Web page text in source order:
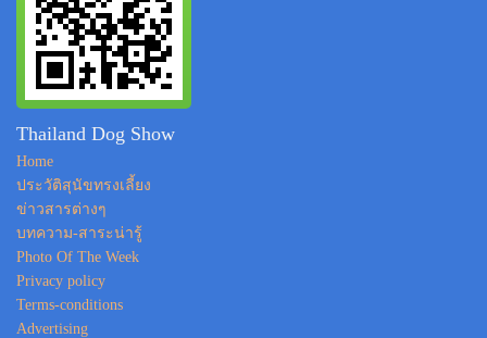
Thailand Dog Show
Home
ประวัติสุนัขทรงเลี้ยง
ข่าวสารต่างๆ
บทความ-สาระน่ารู้
Photo Of The Week
Privacy policy
Terms-conditions
Advertising